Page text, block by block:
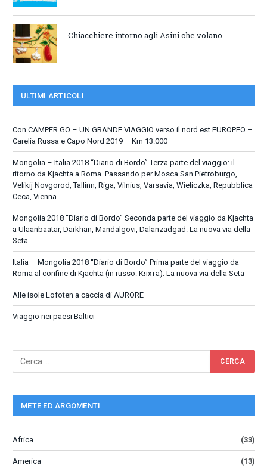
Chiacchiere intorno agli Asini che volano
ULTIMI ARTICOLI
Con CAMPER GO – UN GRANDE VIAGGIO verso il nord est EUROPEO –
Carelia Russa e Capo Nord 2019 – Km 13.000
Mongolia – Italia 2018 “Diario di Bordo” Terza parte del viaggio: il
ritorno da Kjachta a Roma. Passando per Mosca San Pietroburgo,
Velikij Novgorod, Tallinn, Riga, Vilnius, Varsavia, Wieliczka, Repubblica
Ceca, Vienna
Mongolia 2018 “Diario di Bordo” Seconda parte del viaggio da Kjachta
a Ulaanbaatar, Darkhan, Mandalgovi, Dalanzadgad. La nuova via della
Seta
Italia – Mongolia 2018 “Diario di Bordo” Prima parte del viaggio da
Roma al confine di Kjachta (in russo: Кяхта). La nuova via della Seta
Alle isole Lofoten a caccia di AURORE
Viaggio nei paesi Baltici
METE ED ARGOMENTI
Africa (33)
America (13)